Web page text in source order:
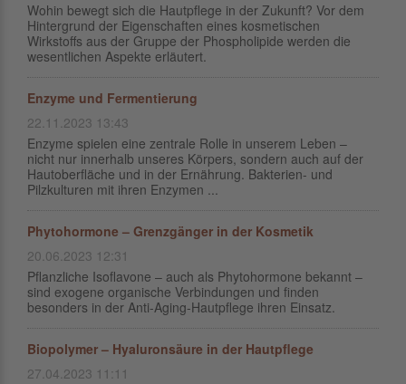
Wohin bewegt sich die Hautpflege in der Zukunft? Vor dem
Hintergrund der Eigenschaften eines kosmetischen
Wirkstoffs aus der Gruppe der Phospholipide werden die
wesentlichen Aspekte erläutert.
Enzyme und Fermentierung
22.11.2023 13:43
Enzyme spielen eine zentrale Rolle in unserem Leben –
nicht nur innerhalb unseres Körpers, sondern auch auf der
Hautoberfläche und in der Ernährung. Bakterien- und
Pilzkulturen mit ihren Enzymen ...
Phytohormone – Grenzgänger in der Kosmetik
20.06.2023 12:31
Pflanzliche Isoflavone – auch als Phytohormone bekannt –
sind exogene organische Verbindungen und finden
besonders in der Anti-Aging-Hautpflege ihren Einsatz.
Biopolymer – Hyaluronsäure in der Hautpflege
27.04.2023 11:11